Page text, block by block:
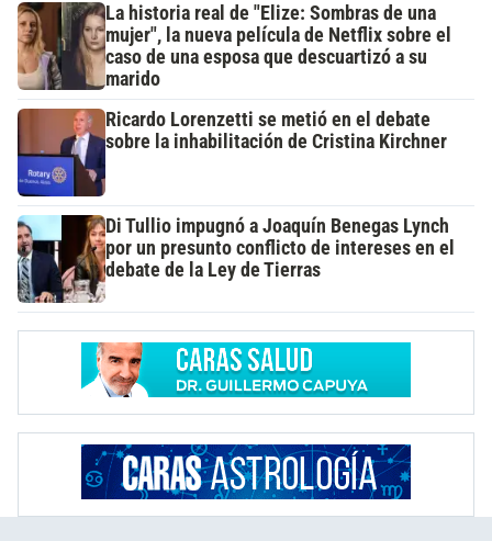
La historia real de "Elize: Sombras de una
mujer", la nueva película de Netflix sobre el
caso de una esposa que descuartizó a su
marido
Ricardo Lorenzetti se metió en el debate
sobre la inhabilitación de Cristina Kirchner
Di Tullio impugnó a Joaquín Benegas Lynch
por un presunto conflicto de intereses en el
debate de la Ley de Tierras